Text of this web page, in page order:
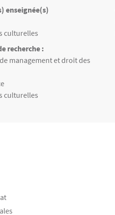
enseignée(s)
culturelles
recherche :
recherche
management et droit des
culturelles